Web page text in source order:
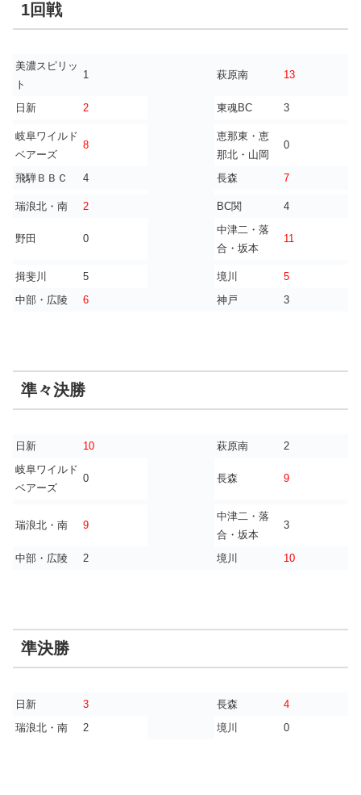
1回戦
美濃スピリッ
ト
1 萩原南 13
日新 2 東魂BC 3
岐阜ワイルド
ベアーズ
8
恵那東・恵
那北・山岡
0
飛騨ＢＢＣ 4 長森 7
瑞浪北・南 2 BC関 4
野田 0
中津二・落
合・坂本
11
揖斐川 5 境川
5
中部・広陵
6 神戸 3
準々決勝
日新 10 萩原南
2
岐阜ワイルド
ベアーズ
0 長森 9
瑞浪北・南 9
中津二・落
合・坂本
3
中部・広陵 2 境川 10
準決勝
日新 3 長森
4
瑞浪北・南
2 境川 0